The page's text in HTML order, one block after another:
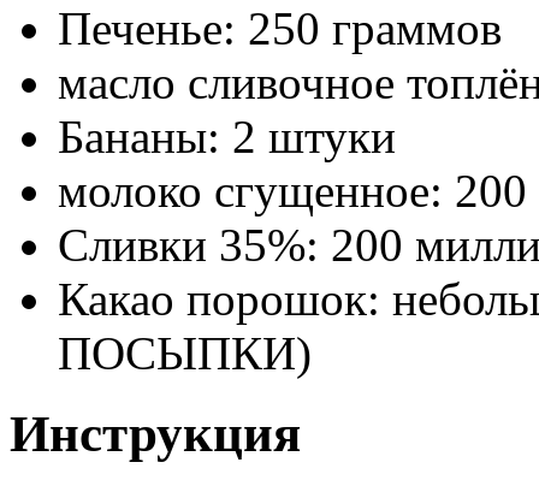
Печенье: 250 граммов
масло сливочное
Бананы: 2 штуки
молоко сгущенное:
Сливки 35%: 200
Какао порошок:
ПОСЫПКИ)
Инструкция